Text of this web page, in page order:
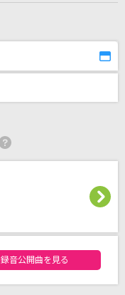
録音公開曲を見る